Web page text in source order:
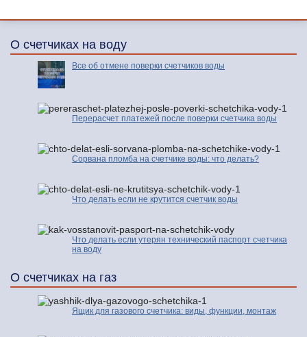
О счетчиках на воду
Все об отмене поверки счетчиков воды
Перерасчет платежей после поверки счетчика воды
Сорвана пломба на счетчике воды: что делать?
Что делать если не крутится счетчик воды
Что делать если утерян технический паспорт счетчика
на воду
О счетчиках на газ
Ящик для газового счетчика: виды, функции, монтаж